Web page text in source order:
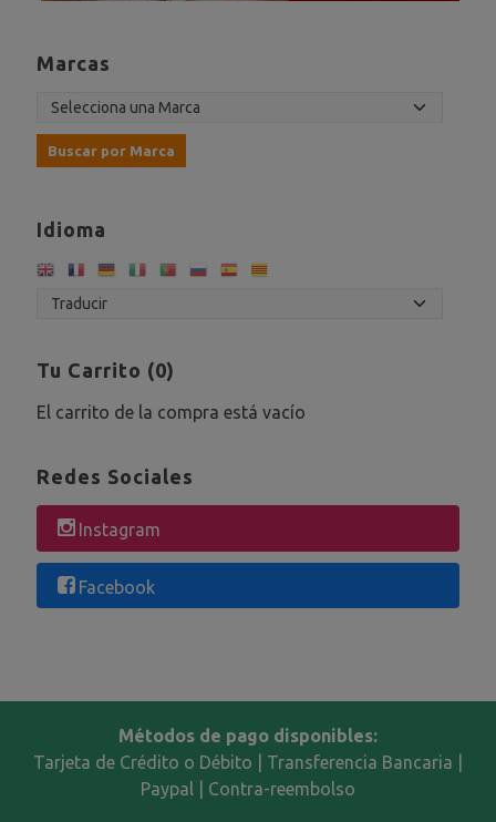
Marcas
Idioma
Tu Carrito (0)
El carrito de la compra está vacío
Redes Sociales
Instagram
Facebook
Métodos de pago disponibles:
Tarjeta de Crédito o Débito | Transferencia Bancaria |
Paypal | Contra-reembolso